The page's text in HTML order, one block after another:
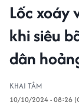
Lốc xoáy
khi siêu
dân
KHAI TÂM
10/10/2024 - 08:26